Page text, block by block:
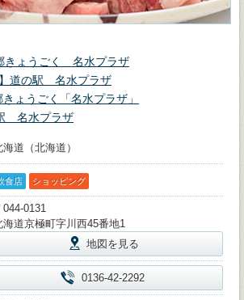
きょうごく 名水プラザ
】道の駅 名水プラザ
ょうごく「名水プラザ」
名水プラザ
海道（北海道）
食店 ショッピング
044-0131
海道京極町字川西45番地1
地図を見る
0136-42-2292